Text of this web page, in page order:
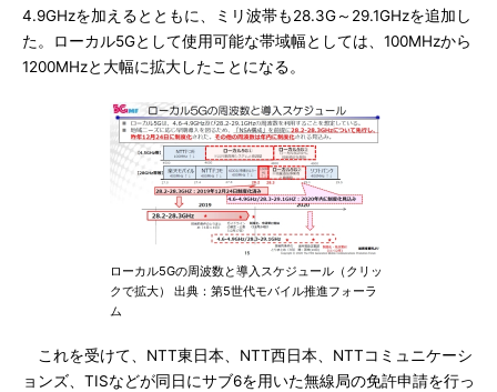
4.9GHzを加えるとともに、ミリ波帯も28.3G～29.1GHzを追加し
た。ローカル5Gとして使用可能な帯域幅としては、100MHzから
1200MHzと大幅に拡大したことになる。
ローカル5Gの周波数と導入スケジュール（クリッ
クで拡大） 出典：第5世代モバイル推進フォーラ
ム
これを受けて、NTT東日本、NTT西日本、NTTコミュニケーシ
ョンズ、TISなどが同日にサブ6を用いた無線局の免許申請を行っ